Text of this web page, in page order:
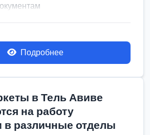
Подробнее
в Тель Авиве
на работу
в различные отделы